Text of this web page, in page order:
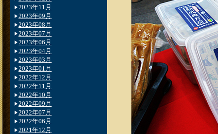
2023年11月
2023年09月
2023年08月
2023年07月
2023年06月
2023年04月
2023年03月
2023年01月
2022年12月
2022年11月
2022年10月
2022年09月
2022年07月
2022年06月
2021年12月